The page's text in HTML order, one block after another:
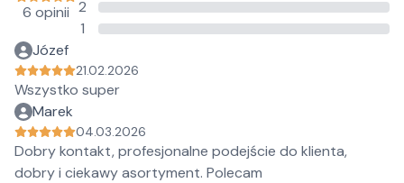
6 opinii 2
1
Józef
21.02.2026
Wszystko super
Marek
04.03.2026
Dobry kontakt, profesjonalne podejście do klienta,
dobry i ciekawy asortyment. Polecam